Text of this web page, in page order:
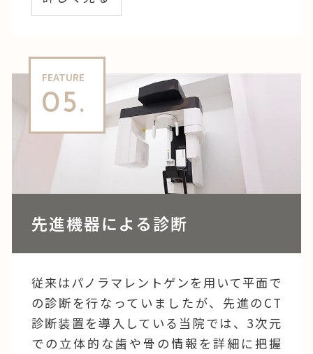
FEATURE
05.
先進機器による診断
従来はパノラマレントゲンを用いて平面で
の診断を行なっていましたが、先進のCT
診断装置を導入している当院では、3次元
での立体的な歯や骨の情報を詳細に把握